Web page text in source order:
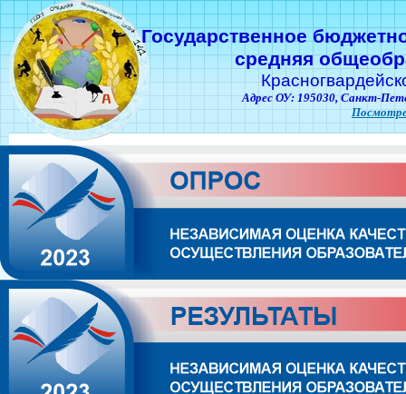
Государственное
средняя
Адрес ОУ: 195030, Санкт-